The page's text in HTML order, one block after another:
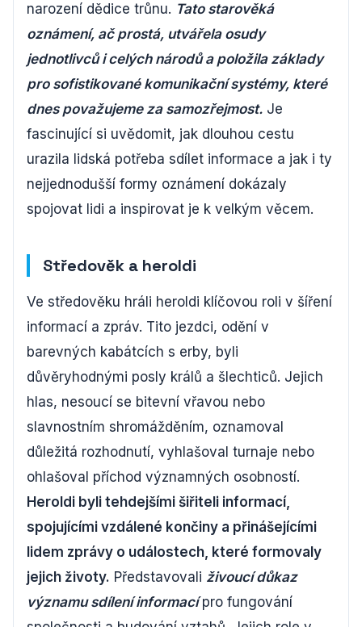
narození dědice trůnu. Tato starověká
oznámení, ač prostá, utvářela osudy
jednotlivců i celých národů a položila základy
pro sofistikované komunikační systémy, které
dnes považujeme za samozřejmost. Je
fascinující si uvědomit, jak dlouhou cestu
urazila lidská potřeba sdílet informace a jak i ty
nejjednodušší formy oznámení dokázaly
spojovat lidi a inspirovat je k velkým věcem.
Středověk a heroldi
Ve středověku hráli heroldi klíčovou roli v šíření
informací a zpráv. Tito jezdci, odění v
barevných kabátcích s erby, byli
důvěryhodnými posly králů a šlechticů. Jejich
hlas, nesoucí se bitevní vřavou nebo
slavnostním shromážděním, oznamoval
důležitá rozhodnutí, vyhlašoval turnaje nebo
ohlašoval příchod významných osobností.
Heroldi byli tehdejšími šiřiteli informací,
spojujícími vzdálené končiny a přinášejícími
lidem zprávy o událostech, které formovaly
jejich životy. Představovali živoucí důkaz
významu sdílení informacípro fungování